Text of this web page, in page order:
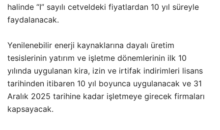
halinde “I” sayılı cetveldeki fiyatlardan 10 yıl süreyle
faydalanacak.
Yenilenebilir enerji kaynaklarına dayalı üretim
tesislerinin yatırım ve işletme dönemlerinin ilk 10
yılında uygulanan kira, izin ve irtifak indirimleri lisans
tarihinden itibaren 10 yıl boyunca uygulanacak ve 31
Aralık 2025 tarihine kadar işletmeye girecek firmaları
kapsayacak.